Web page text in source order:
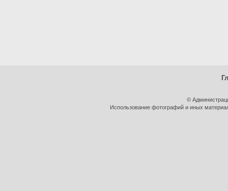
©
Использование фотографий и иных